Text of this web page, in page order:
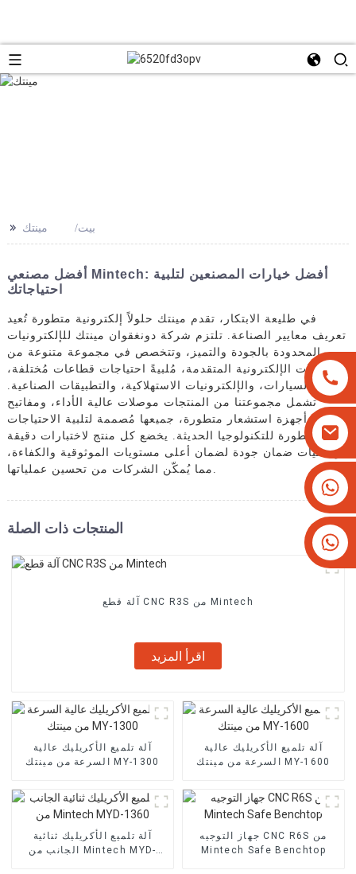
+16266628193
>> بيت مينتك
أفضل مصنعي Mintech: أفضل خيارات المصنعين لتلبية
احتياجاتك
في طليعة الابتكار، تقدم مينتك حلولاً إلكترونية متطورة تُعيد
تعريف معايير الصناعة. تلتزم شركة دونغقوان مينتك للإلكترونيات
المحدودة بالجودة والتميز، وتتخصص في مجموعة متنوعة من
المكونات الإلكترونية المتقدمة، مُلبيةً احتياجات قطاعات مُختلفة،
مثل السيارات، والإلكترونيات الاستهلاكية، والتطبيقات الصناعية.
تشمل مجموعتنا من المنتجات موصلات عالية الأداء، ومفاتيح
متينة، وأجهزة استشعار متطورة، جميعها مُصممة لتلبية الاحتياجات
المُتطورة للتكنولوجيا الحديثة. يخضع كل منتج لاختبارات دقيقة
وعمليات ضمان جودة لضمان أعلى مستويات الموثوقية والكفاءة،
المنتجات ذات الصلة
آلة قطع CNC R3S من Mintech
اقرأ المزيد
آلة تلميع الأكريليك عالية
السرعة من مينتك MY-1300
آلة تلميع الأكريليك عالية
السرعة من مينتك MY-1600
آلة تلميع الأكريليك ثنائية
الجانب من Mintech MYD-
جهاز التوجيه CNC R6S من
Mintech Safe Benchtop